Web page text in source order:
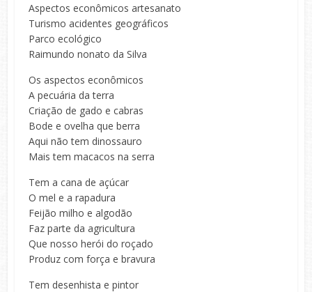
Aspectos econômicos artesanato
Turismo acidentes geográficos
Parco ecológico
Raimundo nonato da Silva
Os aspectos econômicos
A pecuária da terra
Criação de gado e cabras
Bode e ovelha que berra
Aqui não tem dinossauro
Mais tem macacos na serra
Tem a cana de açúcar
O mel e a rapadura
Feijão milho e algodão
Faz parte da agricultura
Que nosso herói do roçado
Produz com força e bravura
Tem desenhista e pintor